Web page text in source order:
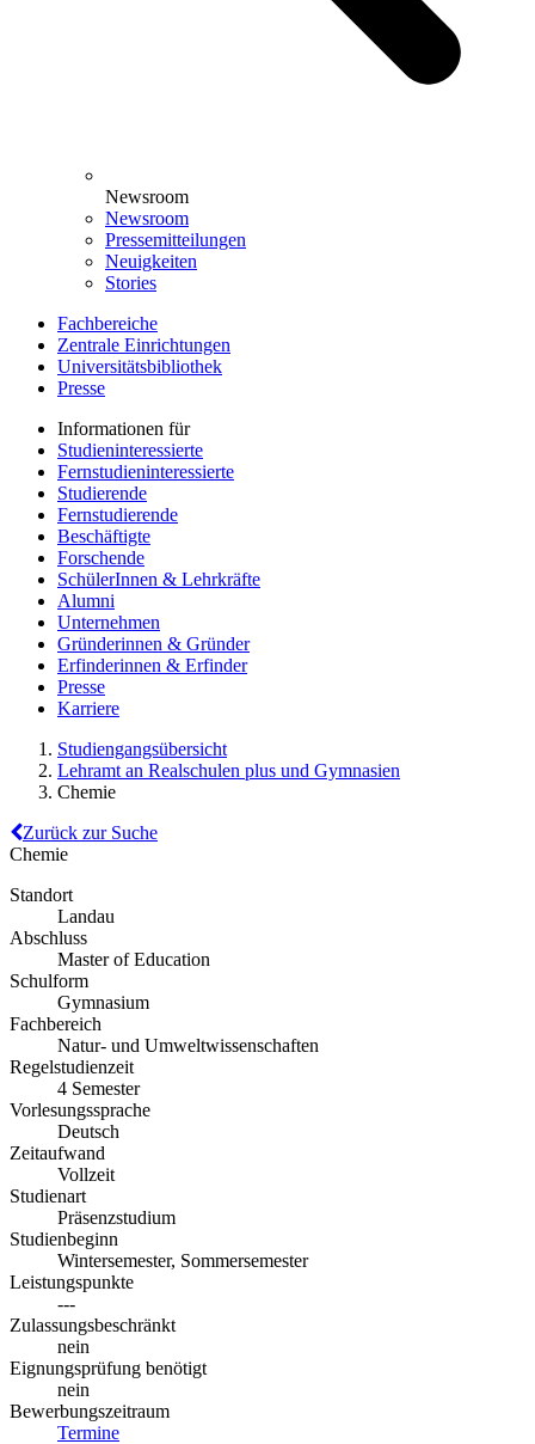
Newsroom
Newsroom
Pressemitteilungen
Neuigkeiten
Stories
Fachbereiche
Zentrale Einrichtungen
Universitätsbibliothek
Presse
Informationen für
Studieninteressierte
Fernstudieninteressierte
Studierende
Fernstudierende
Beschäftigte
Forschende
SchülerInnen & Lehrkräfte
Alumni
Unternehmen
Gründerinnen & Gründer
Erfinderinnen & Erfinder
Presse
Karriere
Studiengangsübersicht
Lehramt an Realschulen plus und Gymnasien
Chemie
Zurück zur Suche
Chemie
Standort
Landau
Abschluss
Master of Education
Schulform
Gymnasium
Fachbereich
Natur- und Umweltwissenschaften
Regelstudienzeit
4 Semester
Vorlesungssprache
Deutsch
Zeitaufwand
Vollzeit
Studienart
Präsenzstudium
Studienbeginn
Wintersemester, Sommersemester
Leistungspunkte
---
Zulassungsbeschränkt
nein
Eignungsprüfung benötigt
nein
Bewerbungszeitraum
Termine